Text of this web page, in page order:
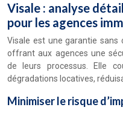
Visale : analyse
pour les agences
Visale est une garantie sans
offrant aux agences une
de leurs processus. Elle
dégradations locatives,
Minimiser le risque